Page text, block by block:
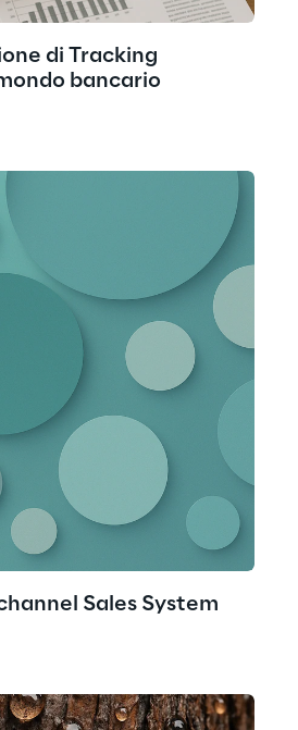
di Tracking
bancario
Sales System